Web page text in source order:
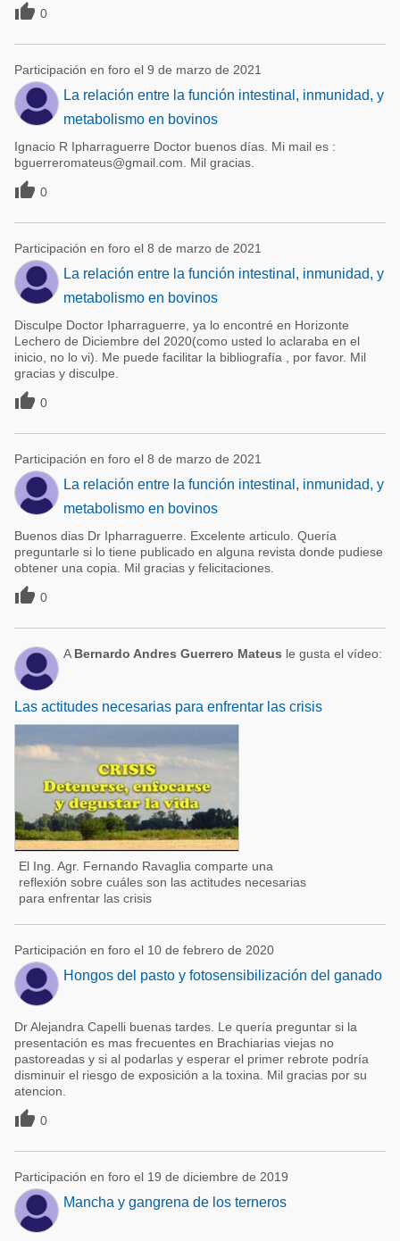
 0
Participación en foro el 9 de marzo de 2021
La relación entre la función intestinal, inmunidad, y
metabolismo en bovinos
Ignacio R Ipharraguerre Doctor buenos días. Mi mail es :
bguerreromateus@gmail.com. Mil gracias.
 0
Participación en foro el 8 de marzo de 2021
La relación entre la función intestinal, inmunidad, y
metabolismo en bovinos
Disculpe Doctor Ipharraguerre, ya lo encontré en Horizonte
Lechero de Diciembre del 2020(como usted lo aclaraba en el
inicio, no lo vi). Me puede facilitar la bibliografía , por favor. Mil
gracias y disculpe.
 0
Participación en foro el 8 de marzo de 2021
La relación entre la función intestinal, inmunidad, y
metabolismo en bovinos
Buenos dias Dr Ipharraguerre. Excelente articulo. Quería
preguntarle si lo tiene publicado en alguna revista donde pudiese
obtener una copia. Mil gracias y felicitaciones.
 0
A Bernardo Andres Guerrero Mateus le gusta el vídeo:
Las actitudes necesarias para enfrentar las crisis
El Ing. Agr. Fernando Ravaglia comparte una
reflexión sobre cuáles son las actitudes necesarias
para enfrentar las crisis
Participación en foro el 10 de febrero de 2020
Hongos del pasto y fotosensibilización del ganado
Dr Alejandra Capelli buenas tardes. Le quería preguntar si la
presentación es mas frecuentes en Brachiarias viejas no
pastoreadas y si al podarlas y esperar el primer rebrote podría
disminuir el riesgo de exposición a la toxina. Mil gracias por su
atencion.
 0
Participación en foro el 19 de diciembre de 2019
Mancha y gangrena de los terneros